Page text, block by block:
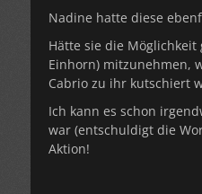
Nadine hatte diese
Hätte sie die Möglichkeit
Einhorn) mitzunehmen,
Cabrio zu ihr kutschiert
Ich kann es schon
war (entschuldigt die
Aktion!